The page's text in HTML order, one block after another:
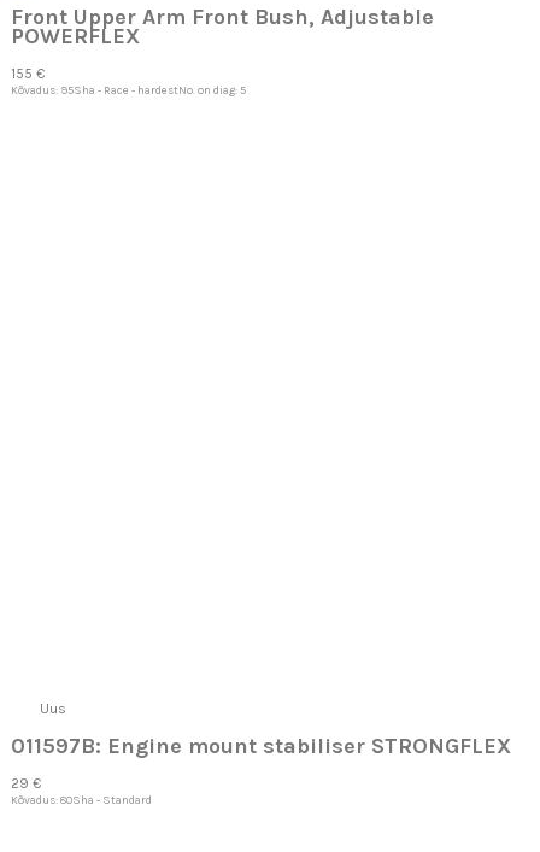
Front Upper Arm Front Bush, Adjustable
POWERFLEX
155 €
Kõvadus: 95Sha - Race - hardestNo. on diag: 5
Uus
011597B: Engine mount stabiliser STRONGFLEX
29 €
Kõvadus: 80Sha - Standard